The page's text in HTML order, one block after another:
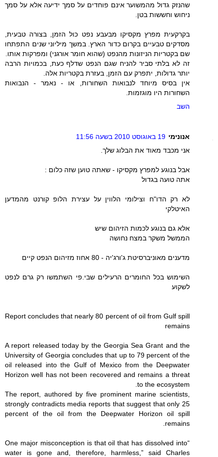
שהנזק גדול מהמשוער אינם פוחדים על סמך ידיעה אלא על סמך
ניחוש וחששות בטן.
בקרקעית מפרץ מקסיקו מבעבע נפט כול הזמן, בצורה טבעית,
מסדקים טבעיים בקרום כדור הארץ. במשך מיליוני שנים התפתחו
שם בקטריות הניזונות מהנפט (שהוא חומר אורגני) ומפרקות אותו.
זה לא בלתי סביר להניח שגם הנפט שדלף כעת, בכמויות הרבה
יותר גדולות, יתפרק עם הזמן, בעזרת בקטריות אלה.
אין בסיס מיוחד לנבואות השחורות, או - נאמר - הנבואות
השחורות היו מוגזמות.
השב
אנונימי 19 באוגוסט 2010 בשעה 11:56
אני מכבד מאוד את הבלוג שלך.
אבל בנוגע למפרץ מקסיקו - שאתה טוען שזה כלום :
אתה טועה בגדול
לא רק הדו"ח וצילומי הלווין על עצירת הלופ קורנט מהמדען
האיטלקי
אלא גם בנוגע לכמות הזיהום שיש
הממשל משקר במצח נחושה
מדענים מאוניברסיטת ג'ורג'יה - 80 אחוז מזיהום הנפט קיים
השימוש בכל החומרים הרעילים שבי.פי השתמשו רק גרם לנפט
לשקוע
Report concludes that nearly 80 percent of oil from Gulf spill
remains
A report released today by the Georgia Sea Grant and the
University of Georgia concludes that up to 79 percent of the
oil released into the Gulf of Mexico from the Deepwater
Horizon well has not been recovered and remains a threat
to the ecosystem.
The report, authored by five prominent marine scientists,
strongly contradicts media reports that suggest that only 25
percent of the oil from the Deepwater Horizon oil spill
remains.
“One major misconception is that oil that has dissolved into
water is gone and, therefore, harmless,” said Charles